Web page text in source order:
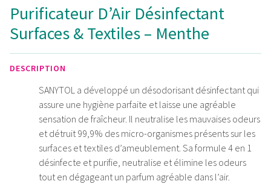
Purificateur D’Air Désinfectant
Surfaces & Textiles – Menthe
DESCRIPTION
SANYTOL a développé un désodorisant désinfectant qui
assure une hygiène parfaite et laisse une agréable
sensation de fraîcheur. Il neutralise les mauvaises odeurs
et détruit 99,9% des micro-organismes présents sur les
surfaces et textiles d’ameublement. Sa formule 4 en 1
désinfecte et purifie, neutralise et élimine les odeurs
tout en dégageant un parfum agréable dans l’air.